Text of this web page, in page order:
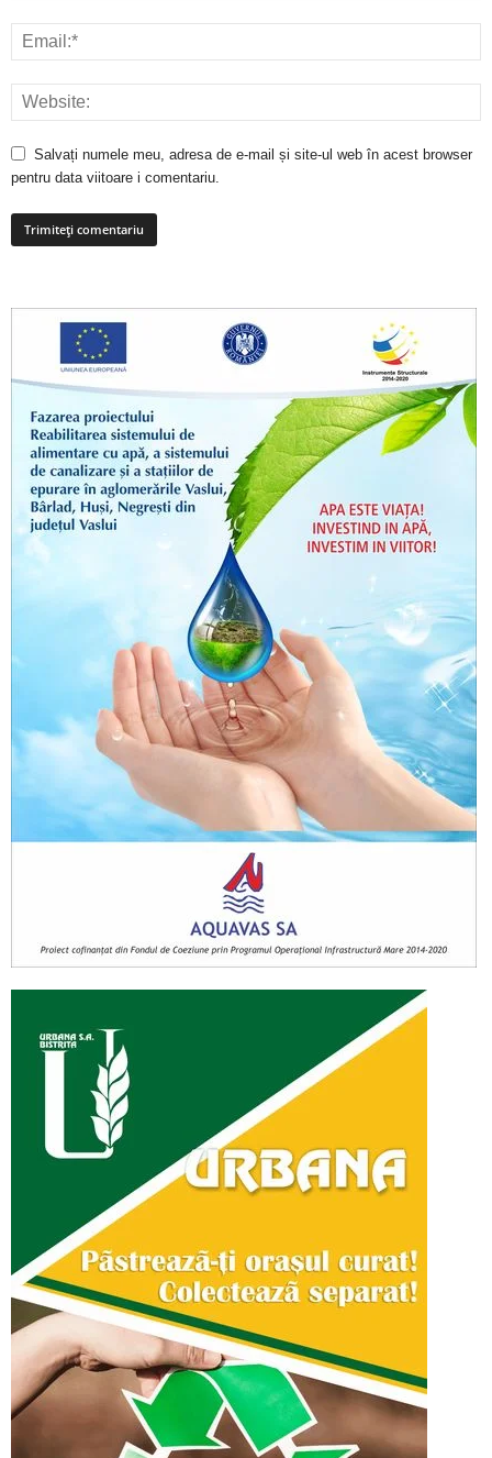
Salvați numele meu, adresa de e-mail și site-ul web în acest browser
pentru data viitoare i comentariu.